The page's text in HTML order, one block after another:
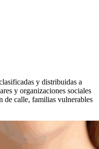
y distribuidas a
y organizaciones sociales
de calle, familias vulnerables